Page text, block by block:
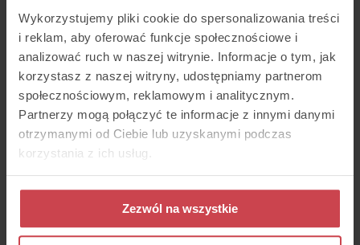
Wykorzystujemy pliki cookie do spersonalizowania treści
i reklam, aby oferować funkcje społecznościowe i
analizować ruch w naszej witrynie. Informacje o tym, jak
korzystasz z naszej witryny, udostępniamy partnerom
społecznościowym, reklamowym i analitycznym.
Partnerzy mogą połączyć te informacje z innymi danymi
otrzymanymi od Ciebie lub uzyskanymi podczas
korzystania z ich usług.
Zezwól na wszystkie
Oczywiście, wszystkie połączenia są
rejestrowane, a więc masz jakość obsługi
telefonicznej pod kontrolą.
Po drugie, uporządkujesz
kontakty mailowe
Tu też możesz stworzyć kolejki dla
poszczególnych działów firmy (np.
sprzedaż, BOK, marketing etc.), aby
każdy otrzymywał tylko te wiadomości
(zgłoszenia), których jest adresatem - tak
działa naszsystem ticketing
wpadają do jednego dużego worka, z
którego korzysta cały dział. Konsultanci